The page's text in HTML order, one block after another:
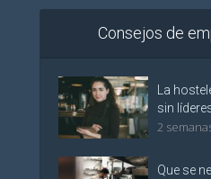
Consejos de
La
sin
2
Que se